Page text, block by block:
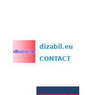
dizabil.eu
CONTACT